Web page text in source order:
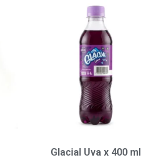
Glacial Uva x 400 ml